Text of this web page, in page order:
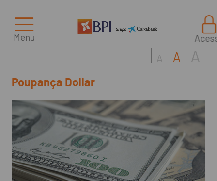
Menu
Poupança Dollar
A A A